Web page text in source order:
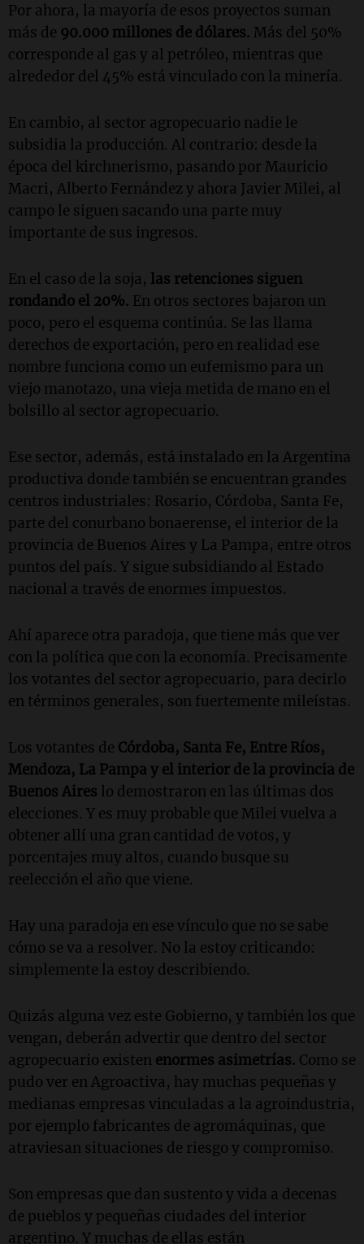
Por ahora, la mayoría de esos proyectos suman
más de 90.000 millones de dólares. Más del 50%
corresponde al gas y al petróleo, mientras que
alrededor del 45% está vinculado con la minería.
En cambio, al sector agropecuario nadie le
subsidia la producción. Al contrario: desde la
época del kirchnerismo, pasando por Mauricio
Macri, Alberto Fernández y ahora Javier Milei, al
campo le siguen sacando una parte muy
importante de sus ingresos.
En el caso de la soja, las retenciones siguen
rondando el 20%. En otros sectores bajaron un
poco, pero el esquema continúa. Se las llama
derechos de exportación, pero en realidad ese
nombre funciona como un eufemismo para un
viejo manotazo, una vieja metida de mano en el
bolsillo al sector agropecuario.
Ese sector, además, está instalado en la Argentina
productiva donde también se encuentran grandes
centros industriales: Rosario, Córdoba, Santa Fe,
parte del conurbano bonaerense, el interior de la
provincia de Buenos Aires y La Pampa, entre otros
puntos del país. Y sigue subsidiando al Estado
nacional a través de enormes impuestos.
Ahí aparece otra paradoja, que tiene más que ver
con la política que con la economía. Precisamente
los votantes del sector agropecuario, para decirlo
en términos generales, son fuertemente mileístas.
Los votantes de Córdoba, Santa Fe, Entre Ríos,
Mendoza, La Pampa y el interior de la provincia de
Buenos Aires lo demostraron en las últimas dos
elecciones. Y es muy probable que Milei vuelva a
obtener allí una gran cantidad de votos, y
porcentajes muy altos, cuando busque su
reelección el año que viene.
Hay una paradoja en ese vínculo que no se sabe
cómo se va a resolver. No la estoy criticando:
simplemente la estoy describiendo.
Quizás alguna vez este Gobierno, y también los que
vengan, deberán advertir que dentro del sector
agropecuario existen enormes asimetrías. Como se
pudo ver en Agroactiva, hay muchas pequeñas y
medianas empresas vinculadas a la agroindustria,
por ejemplo fabricantes de agromáquinas, que
atraviesan situaciones de riesgo y compromiso.
Son empresas que dan sustento y vida a decenas
de pueblos y pequeñas ciudades del interior
argentino. Y muchas de ellas están